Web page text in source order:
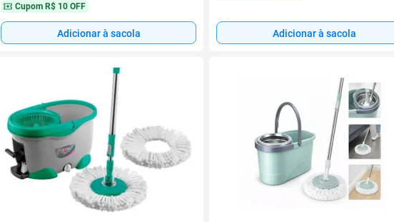
Cupom R$ 10 OFF
Adicionar à sacola Adicionar à sacola